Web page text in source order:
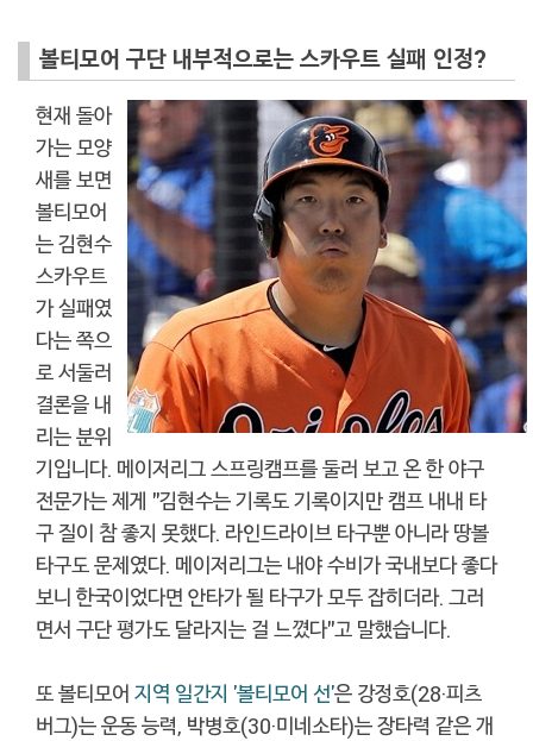
볼티모어 구단 내부적으로는 스카우트 실패 인정?
현재 돌아
가는 모양
새를 보면
볼티모어
는 김현수
스카우트
가 실패였
다는 쪽으
로 서둘러
결론을 내
리는 분위
기입니다. 메이저리그 스프링캠프를 둘러 보고 온 한 야구
전문가는 제게 "김현수는 기록도 기록이지만 캠프 내내 타
구 질이 참 좋지 못했다. 라인드라이브 타구뿐 아니라 땅볼
타구도 문제였다. 메이저리그는 내야 수비가 국내보다 좋다
보니 한국이었다면 안타가 될 타구가 모두 잡히더라. 그러
면서 구단 평가도 달라지는 걸 느꼈다"고 말했습니다.
또 볼티모어 지역 일간지 '볼티모어 선'은 강정호(28·피츠
버그)는 운동 능력, 박병호(30·미네소타)는 장타력 같은 개